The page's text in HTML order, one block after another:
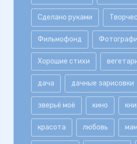
Сделано руками
Фильмофонд
Хорошие стихи
дача дачные зарисовки
зверьё моё кино
красота любовь